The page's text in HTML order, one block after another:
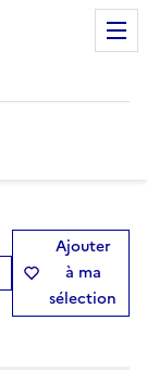
Ajouter
à ma
sélection